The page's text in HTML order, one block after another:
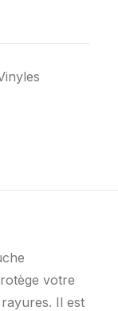
votre
Il est